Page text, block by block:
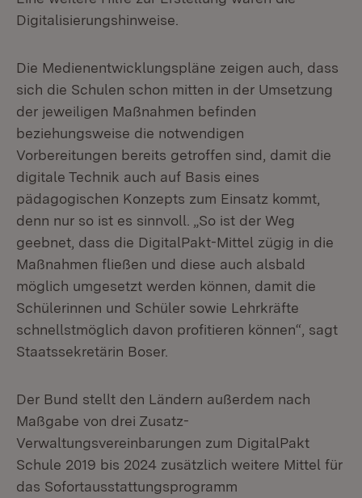
Digitalisierungshinweise.
Die Medienentwicklungspläne zeigen auch, dass
sich die Schulen schon mitten in der Umsetzung
der jeweiligen Maßnahmen befinden
beziehungsweise die notwendigen
Vorbereitungen bereits getroffen sind, damit die
digitale Technik auch auf Basis eines
pädagogischen Konzepts zum Einsatz kommt,
denn nur so ist es sinnvoll. „So ist der Weg
geebnet, dass die DigitalPakt-Mittel zügig in die
Maßnahmen fließen und diese auch alsbald
möglich umgesetzt werden können, damit die
Schülerinnen und Schüler sowie Lehrkräfte
schnellstmöglich davon profitieren können“, sagt
Staatssekretärin Boser.
Der Bund stellt den Ländern außerdem nach
Maßgabe von drei Zusatz-
Verwaltungsvereinbarungen zum DigitalPakt
Schule 2019 bis 2024 zusätzlich weitere Mittel für
das Sofortausstattungsprogramm